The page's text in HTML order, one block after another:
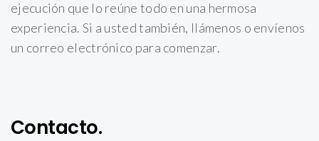
ejecución que lo reúne todo en una hermosa
experiencia. Si a usted también, llámenos o envíenos
un correo electrónico para comenzar.
Contacto.